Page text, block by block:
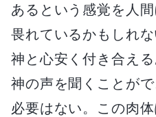
あるという感覚を人
畏れているかもしれ
神と心安く付き合える
神の声を聞くことが
必要はない。この肉